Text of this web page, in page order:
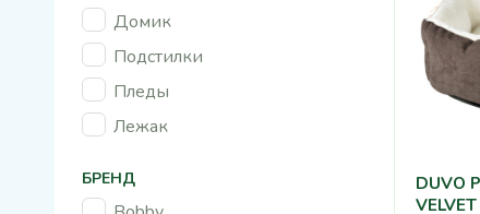
Домик
Подстилки
Пледы
Лежак
БРЕНД
DUVO